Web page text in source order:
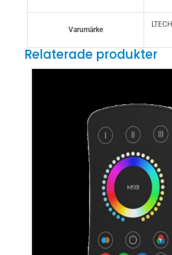
Varumärke
LTECH
Relaterade produkter